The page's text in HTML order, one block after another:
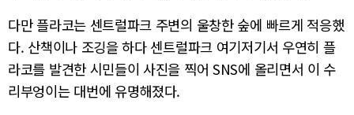
다만 플라코는 센트럴파크 주변의 울창한 숲에 빠르게 적응했
다. 산책이나 조깅을 하다 센트럴파크 여기저기서 우연히 플
라코를 발견한 시민들이 사진을 찍어 SNS에 올리면서 이 수
리부엉이는 대번에 유명해졌다.